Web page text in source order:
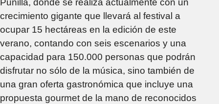
Punilla, donde se realiza actualmente con un
crecimiento gigante que llevará al festival a
ocupar 15 hectáreas en la edición de este
verano, contando con seis escenarios y una
capacidad para 150.000 personas que podrán
disfrutar no sólo de la música, sino también de
una gran oferta gastronómica que incluye una
propuesta gourmet de la mano de reconocidos